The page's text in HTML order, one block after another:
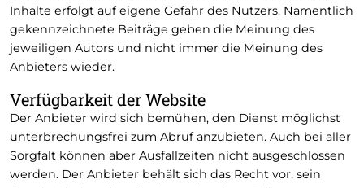
Inhalte erfolgt auf eigene Gefahr des Nutzers. Namentlich
gekennzeichnete Beiträge geben die Meinung des
jeweiligen Autors und nicht immer die Meinung des
Anbieters wieder.
Verfügbarkeit der Website
Der Anbieter wird sich bemühen, den Dienst möglichst
unterbrechungsfrei zum Abruf anzubieten. Auch bei aller
Sorgfalt können aber Ausfallzeiten nicht ausgeschlossen
werden. Der Anbieter behält sich das Recht vor, sein